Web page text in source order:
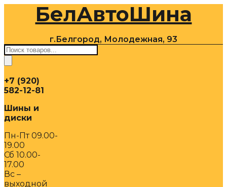
содержимомуБелАвтоШина
г.Белгород, Молодежная, 93
Поиск
товаров
+7 (920)
582-12-81
Шины и
диски
Пн-Пт 09.00-
19.00
Сб 10.00-
17.00
Вс –
выходной